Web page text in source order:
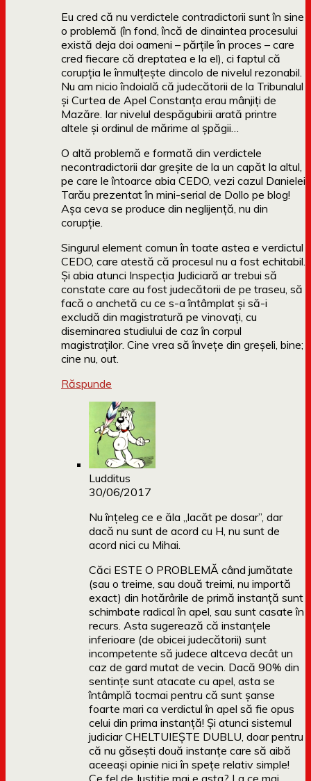
Eu cred că nu verdictele contradictorii sunt în sine
o problemă (în fond, încă de dinaintea procesului
există deja doi oameni – părțile în proces – care
cred fiecare că dreptatea e la el), ci faptul că
corupția le înmulțește dincolo de nivelul rezonabil.
Nu am nicio îndoială că judecătorii de la Tribunalul
și Curtea de Apel Constanța erau mânjiți de
Mazăre. Iar nivelul despăgubirii arată printre
altele și ordinul de mărime al șpăgii…
O altă problemă e formată din verdictele
necontradictorii dar greșite de la un capăt la altul,
pe care le întoarce abia CEDO, vezi cazul Danielei
Tarău prezentat în mini-serial de Dollo pe blog!
Așa ceva se produce din neglijență, nu din
corupție.
Singurul element comun în toate astea e verdictul
CEDO, care atestă că procesul nu a fost echitabil.
Și abia atunci Inspecția Judiciară ar trebui să
constate care au fost judecătorii de pe traseu, să
facă o anchetă cu ce s-a întâmplat și să-i
excludă din magistratură pe vinovați, cu
diseminarea studiului de caz în corpul
magistraților. Cine vrea să învețe din greșeli, bine;
cine nu, out.
Răspunde
Ludditus
30/06/2017
Nu înțeleg ce e ăla „lacăt pe dosar”, dar
dacă nu sunt de acord cu H, nu sunt de
acord nici cu Mihai.
Căci ESTE O PROBLEMĂ când jumătate
(sau o treime, sau două treimi, nu importă
exact) din hotărârile de primă instanță sunt
schimbate radical în apel, sau sunt casate în
recurs. Asta sugerează că instanțele
inferioare (de obicei judecătorii) sunt
incompetente să judece altceva decât un
caz de gard mutat de vecin. Dacă 90% din
sentințe sunt atacate cu apel, asta se
întâmplă tocmai pentru că sunt șanse
foarte mari ca verdictul în apel să fie opus
celui din prima instanță! Și atunci sistemul
judiciar CHELTUIEȘTE DUBLU, doar pentru
că nu găsești două instanțe care să aibă
aceeași opinie nici în spețe relativ simple!